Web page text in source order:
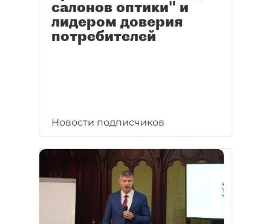
салонов оптики" и
лидером доверия
потребителей
Новости подписчиков